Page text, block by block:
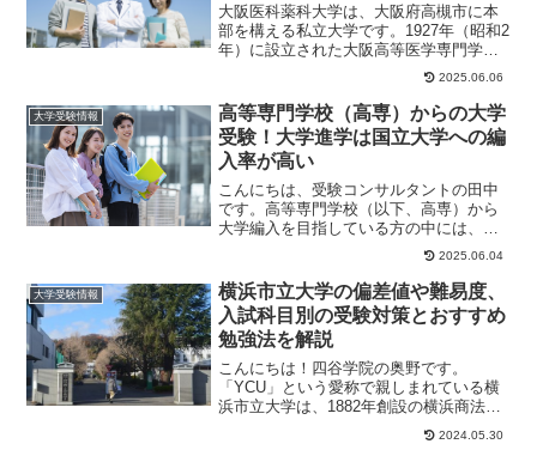
大阪医科薬科大学は、大阪府高槻市に本
部を構える私立大学です。1927年（昭和2
年）に設立された大阪高等医学専門学校
を前身とし、1952年（昭和27年）に大阪
2025.06.06
大学受験情報
高等専門学校（高専）からの大学
受験！大学進学は国立大学への編
入率が高い
こんにちは、受験コンサルタントの田中
です。高等専門学校（以下、高専）から
大学編入を目指している方の中には、ど
の塾・予備校に通うべきか？もしくはそ
2025.06.04
大学受験情報
横浜市立大学の偏差値や難易度、
入試科目別の受験対策とおすすめ
勉強法を解説
こんにちは！四谷学院の奥野です。
「YCU」という愛称で親しまれている横
浜市立大学は、1882年創設の横浜商法学
校を起源とし、1949年に新制大学として
2024.05.30